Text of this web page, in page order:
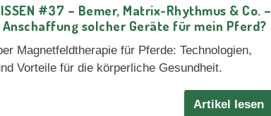
#37 – Bemer, Matrix-Rhythmus & Co. –
solcher Geräte für mein Pferd?
Magnetfeldtherapie für Pferde: Technologien,
Vorteile für die körperliche Gesundheit.
Artikel lesen